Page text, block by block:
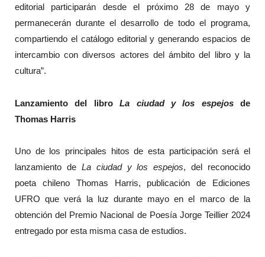
editorial participarán desde el próximo 28 de mayo y
permanecerán durante el desarrollo de todo el programa,
compartiendo el catálogo editorial y generando espacios de
intercambio con diversos actores del ámbito del libro y la
cultura”.
Lanzamiento del libroLa ciudad y los espejosde
Thomas Harris
Uno de los principales hitos de esta participación será el
lanzamiento de La ciudad y los espejos, del reconocido
poeta chileno Thomas Harris, publicación de Ediciones
UFRO que verá la luz durante mayo en el marco de la
obtención del Premio Nacional de Poesía Jorge Teillier 2024
entregado por esta misma casa de estudios.